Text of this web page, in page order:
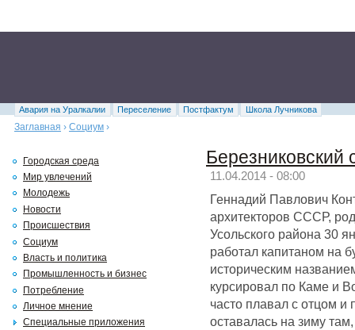
Авария на Уралкалии Переселение Постфактум
Школа Лучникова
Заглавная › Социум ›
Березниковский
11.04.2014 - 08:00
Геннадий Павлович
архитекторов СССР,
Усольского района 30
работал капитаном на
историческим
курсировал по Каме и
часто плавал с отцом и
оставалась на зиму
Городская среда
Мир увлечений
Молодежь
Новости
Происшествия
Социум
Власть и политика
Промышленность и бизнес
Потребление
Личное мнение
Специальные приложения